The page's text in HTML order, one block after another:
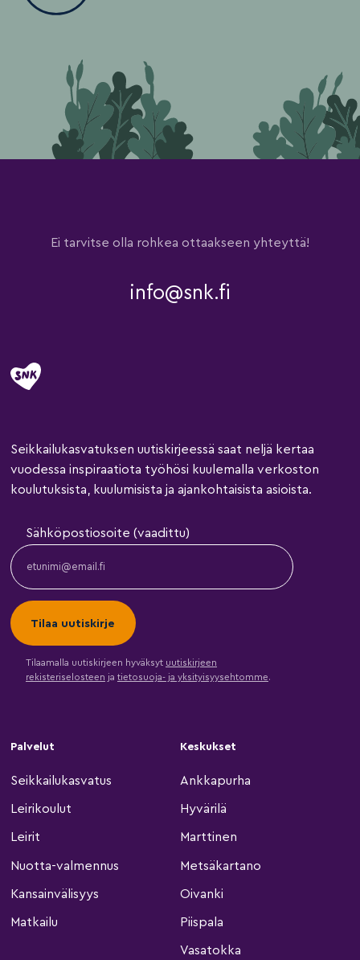
Ei tarvitse olla rohkea ottaakseen yhteyttä!
info@snk.fi
Seikkailukasvatuksen uutiskirjeessä saat neljä kertaa
vuodessa inspiraatiota työhösi kuulemalla verkoston
koulutuksista, kuulumisista ja ajankohtaisista asioista.
Sähköpostiosoite (vaadittu)
Tilaamalla uutiskirjeen hyväksyt uutiskirjeen
rekisteriselosteen ja tietosuoja- ja yksityisyysehtomme.
Palvelut
Seikkailukasvatus
Leirikoulut
Leirit
Nuotta-valmennus
Kansainvälisyys
Matkailu
Keskukset
Ankkapurha
Hyvärilä
Marttinen
Metsäkartano
Oivanki
Piispala
Vasatokka